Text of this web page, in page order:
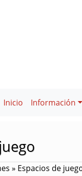
Inicio Información
» Espacios de